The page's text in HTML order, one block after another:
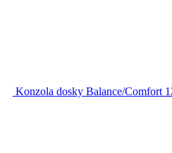
Konzola dosky Balance/Comfort